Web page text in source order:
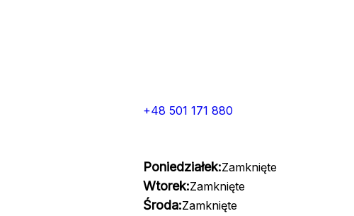
+48 501 171 880
Poniedziałek:Zamknięte
Wtorek:Zamknięte
Środa:Zamknięte